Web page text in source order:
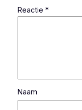
Reactie *
Naam